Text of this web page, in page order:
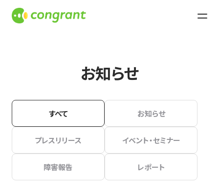
お知らせ
すべて お知らせ
プレスリリース イベント・セミナー
障害報告 レポート